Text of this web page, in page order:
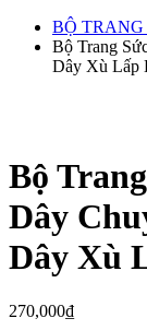
BỘ TRANG
Bộ Trang
Dây Xù Lấp
Bộ
Dây
Dây Xù
270,000₫